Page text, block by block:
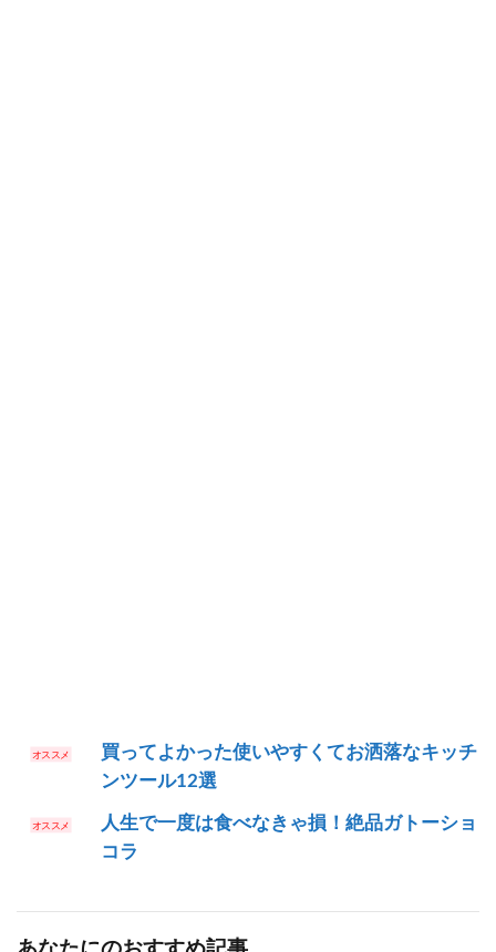
買ってよかった使いやすくてお洒落なキッチ
ンツール12選
人生で一度は食べなきゃ損！絶品ガトーショ
コラ